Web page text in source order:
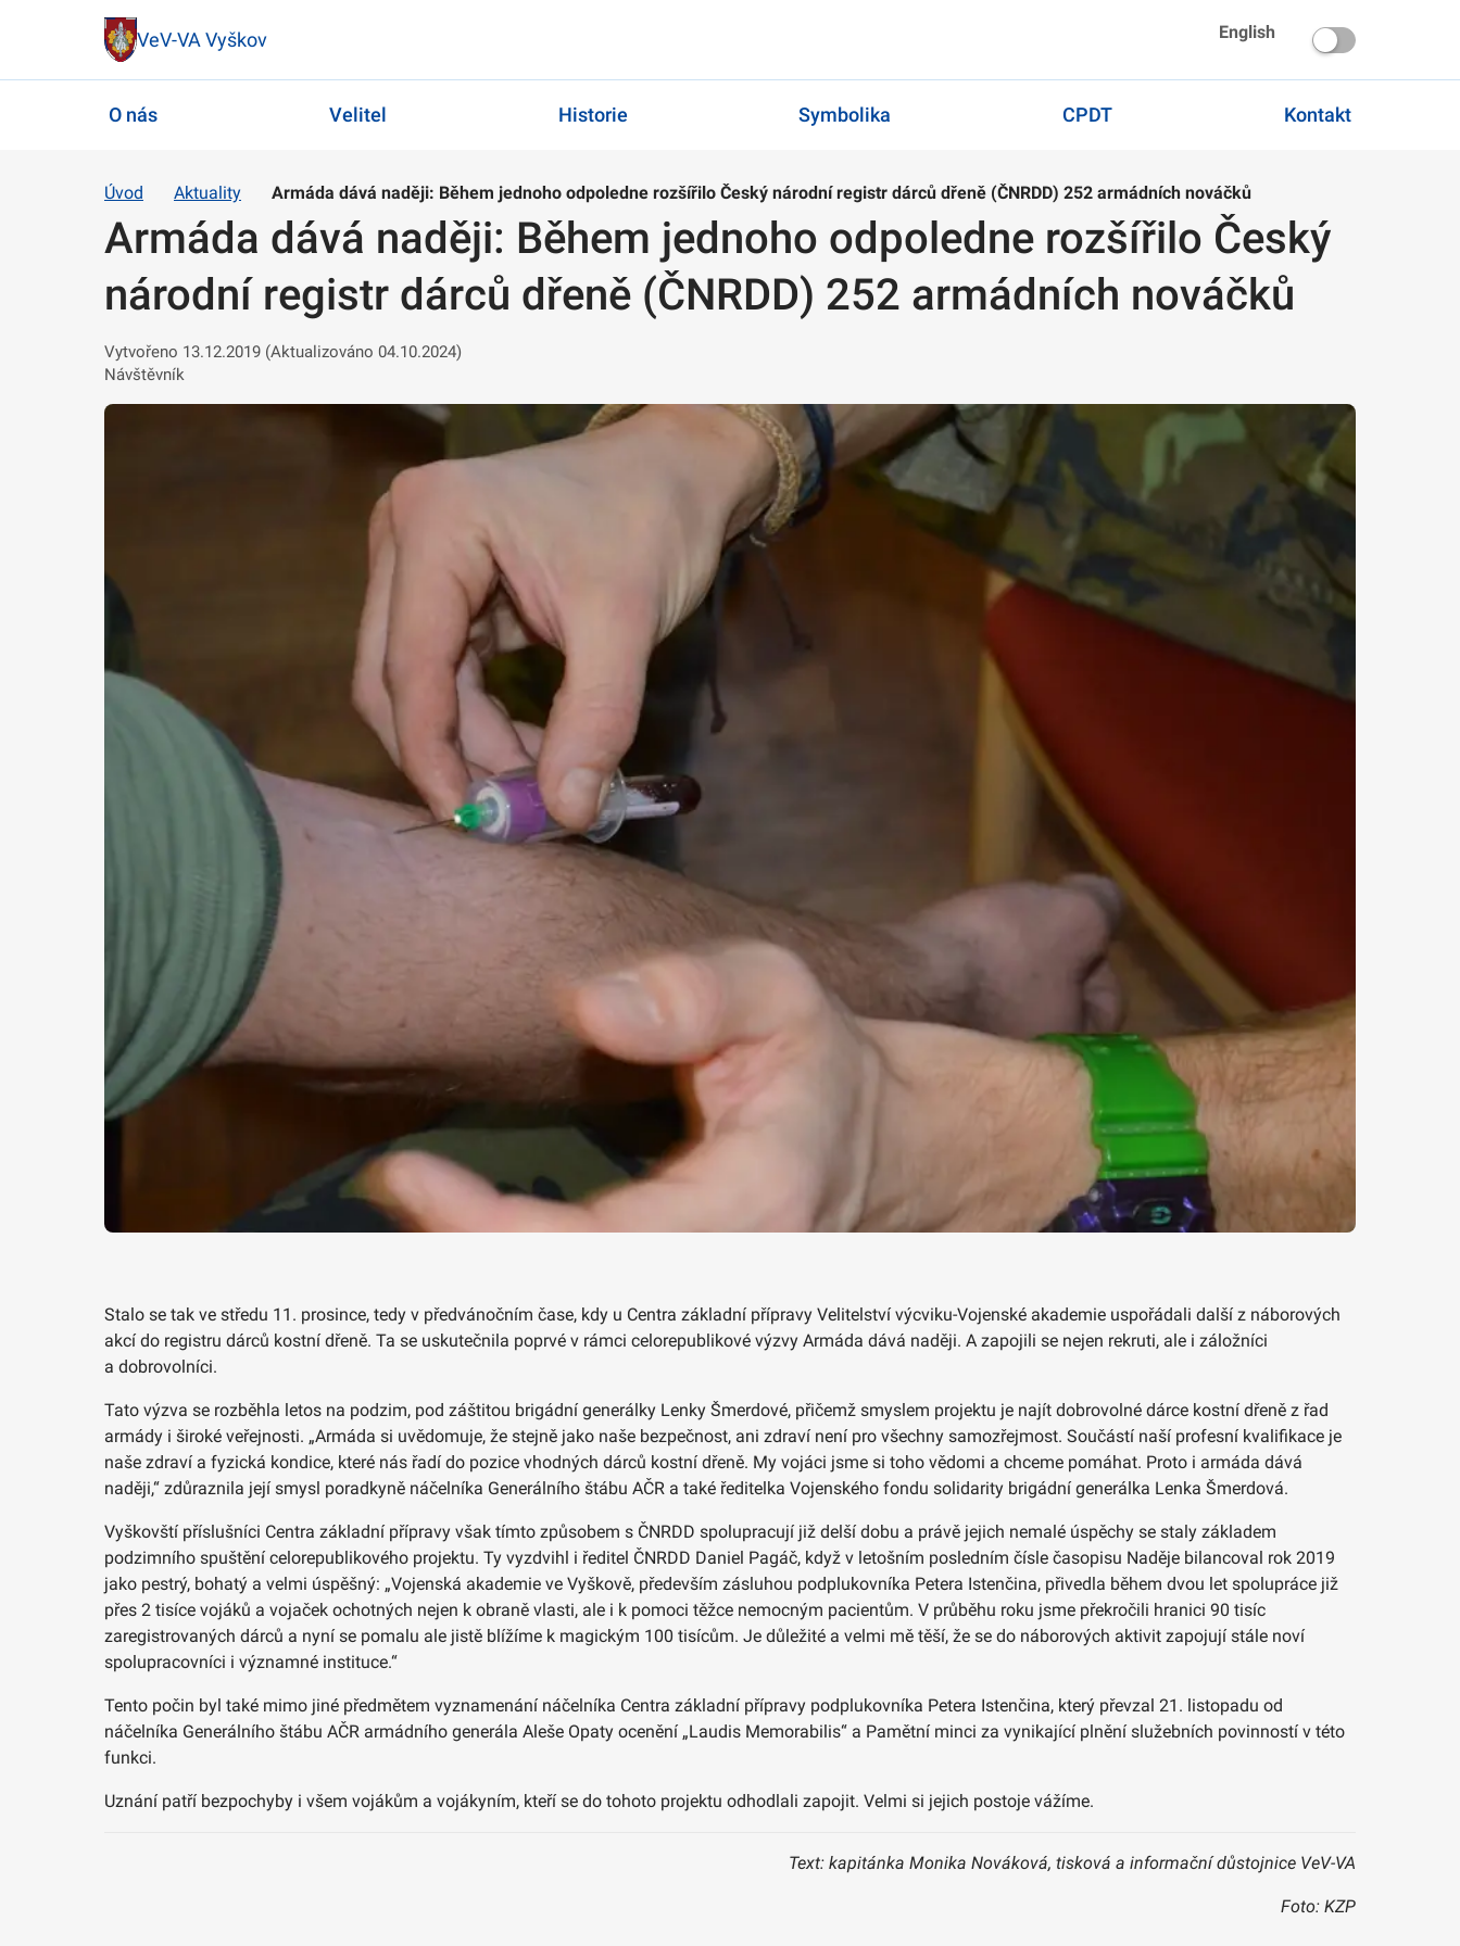
VeV-VA Vyškov English
O nás Velitel Historie Symbolika CPDT Kontakt
Úvod Aktuality Armáda dává naději: Během jednoho odpoledne rozšířilo Český národní registr dárců dřeně (ČNRDD) 252 armádních nováčků
Armáda dává naději: Během jednoho odpoledne rozšířilo Český
národní registr dárců dřeně (ČNRDD) 252 armádních nováčků
Vytvořeno 13.12.2019 (Aktualizováno 04.10.2024)
Návštěvník
Stalo se tak ve středu 11. prosince, tedy v předvánočním čase, kdy u Centra základní přípravy Velitelství výcviku-Vojenské akademie uspořádali další z náborových
akcí do registru dárců kostní dřeně. Ta se uskutečnila poprvé v rámci celorepublikové výzvy Armáda dává naději. A zapojili se nejen rekruti, ale i záložníci
a dobrovolníci.
Tato výzva se rozběhla letos na podzim, pod záštitou brigádní generálky Lenky Šmerdové, přičemž smyslem projektu je najít dobrovolné dárce kostní dřeně z řad
armády i široké veřejnosti. „Armáda si uvědomuje, že stejně jako naše bezpečnost, ani zdraví není pro všechny samozřejmost. Součástí naší profesní kvalifikace je
naše zdraví a fyzická kondice, které nás řadí do pozice vhodných dárců kostní dřeně. My vojáci jsme si toho vědomi a chceme pomáhat. Proto i armáda dává
naději,“ zdůraznila její smysl poradkyně náčelníka Generálního štábu AČR a také ředitelka Vojenského fondu solidarity brigádní generálka Lenka Šmerdová.
Vyškovští příslušníci Centra základní přípravy však tímto způsobem s ČNRDD spolupracují již delší dobu a právě jejich nemalé úspěchy se staly základem
podzimního spuštění celorepublikového projektu. Ty vyzdvihl i ředitel ČNRDD Daniel Pagáč, když v letošním posledním čísle časopisu Naděje bilancoval rok 2019
jako pestrý, bohatý a velmi úspěšný: „Vojenská akademie ve Vyškově, především zásluhou podplukovníka Petera Istenčina, přivedla během dvou let spolupráce již
přes 2 tisíce vojáků a vojaček ochotných nejen k obraně vlasti, ale i k pomoci těžce nemocným pacientům. V průběhu roku jsme překročili hranici 90 tisíc
zaregistrovaných dárců a nyní se pomalu ale jistě blížíme k magickým 100 tisícům. Je důležité a velmi mě těší, že se do náborových aktivit zapojují stále noví
spolupracovníci i významné instituce.“
Tento počin byl také mimo jiné předmětem vyznamenání náčelníka Centra základní přípravy podplukovníka Petera Istenčina, který převzal 21. listopadu od
náčelníka Generálního štábu AČR armádního generála Aleše Opaty ocenění „Laudis Memorabilis“ a Pamětní minci za vynikající plnění služebních povinností v této
funkci.
Uznání patří bezpochyby i všem vojákům a vojákyním, kteří se do tohoto projektu odhodlali zapojit. Velmi si jejich postoje vážíme.
Text: kapitánka Monika Nováková, tisková a informační důstojnice VeV-VA
Foto: KZP